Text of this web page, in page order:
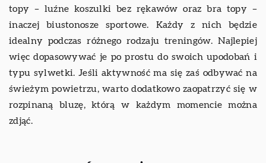
topy – luźne koszulki bez rękawów oraz bra topy –
inaczej biustonosze sportowe. Każdy z nich będzie
idealny podczas różnego rodzaju treningów. Najlepiej
więc dopasowywać je po prostu do swoich upodobań i
typu sylwetki. Jeśli aktywność ma się zaś odbywać na
świeżym powietrzu, warto dodatkowo zaopatrzyć się w
rozpinaną bluzę, którą w każdym momencie można
zdjąć.